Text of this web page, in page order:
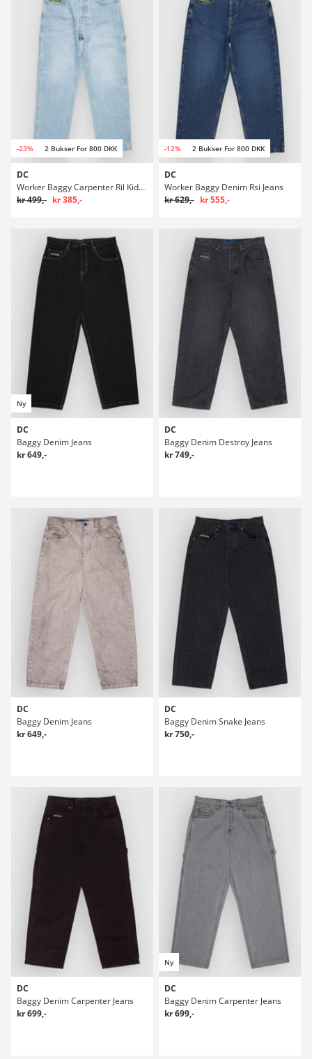
-23% 2 Bukser For 800 DKK
DC
Worker Baggy Carpenter Ril Kids Jeans
kr 499,- kr 385,-
-12% 2 Bukser For 800 DKK
DC
Worker Baggy Denim Rsi Jeans
kr 629,- kr 555,-
Ny
DC
Baggy Denim Jeans
kr 649,-
DC
Baggy Denim Destroy Jeans
kr 749,-
DC
Baggy Denim Jeans
kr 649,-
DC
Baggy Denim Snake Jeans
kr 750,-
DC
Baggy Denim Carpenter Jeans
kr 699,-
Ny
DC
Baggy Denim Carpenter Jeans
kr 699,-